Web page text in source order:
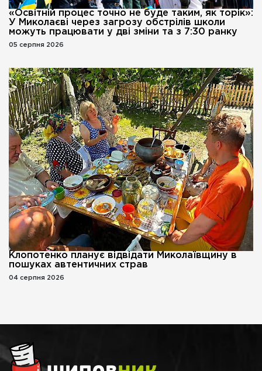
«Освітній процес точно не буде таким, як торік»:
У Миколаєві через загрозу обстрілів школи
можуть працювати у дві зміни та з 7:30 ранку
05 серпня 2026
Клопотенко планує відвідати Миколаївщину в
пошуках автентичних страв
04 серпня 2026